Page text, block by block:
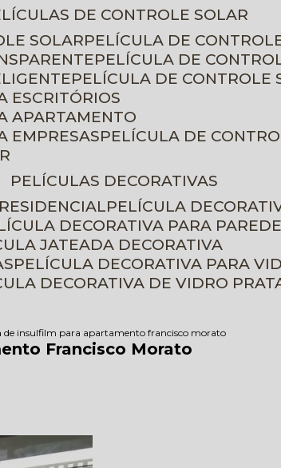
DE CONTROLE SOLAR
SOLAR
PELÍCULA DE
PELÍCULA DE
PELÍCULA DE
ESCRITÓRIOS
APARTAMENTO
EMPRESAS
PELÍCULA DE
PELÍCULAS DECORATIVAS
PELÍCULA
DECORATIVA PARA
JATEADA DECORATIVA
PELÍCULA DECORATIVA PARA
DECORATIVA DE VIDRO
de insulfilm para apartamento francisco morato
Francisco Morato